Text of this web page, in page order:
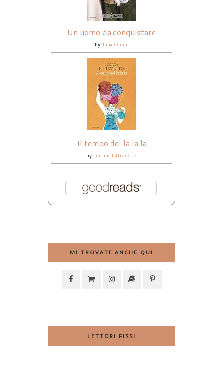
Un uomo da conquistare
by Julia Quinn
Il tempo del la la la
by Luciana Littizzetto
MI TROVATE ANCHE QUI
LETTORI FISSI